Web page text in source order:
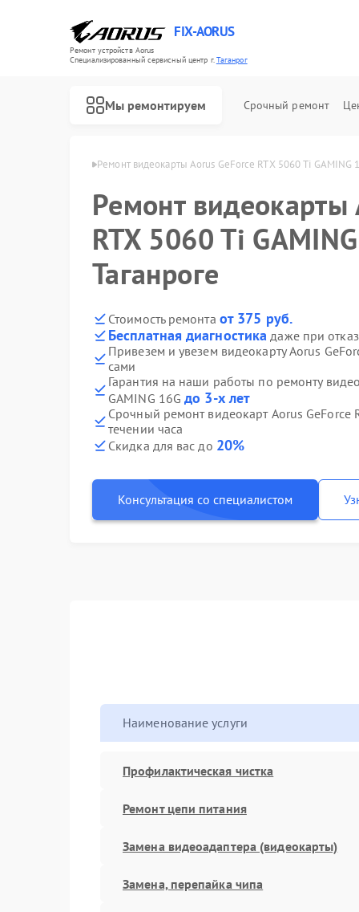
FIX-AORUS
Ремонт устройств Aorus
Специализированный cервисный центр г.Таганрог
Мы ремонтируем Срочный ремонт
Aorus в Таганроге Ремонт видеокарты Aorus GeForce RTX 5060 Ti GAMING
Ремонт видеокарты
RTX 5060 Ti
Таганроге
Стоимость ремонта от 375 руб.
Бесплатная диагностика даже при
Привезем и увезем видеокарту Aorus
сами
Гарантия на наши работы по ремонту
GAMING 16Gдо 3-х лет
Срочный ремонт видеокарт Aorus GeForce
течении часа
Скидка для вас до 20%
Консультация со специалистом
Наименование услуги
Профилактическая чистка
Ремонт цепи питания
Замена видеоадаптера (видеокарты)
Замена, перепайка чипа